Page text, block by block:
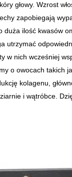
głowy. Wzrost
zapobiegają
ilość kwasów
utrzymać
w nich wcześniej
o owocach takich
kolagenu,
i wątróbce.